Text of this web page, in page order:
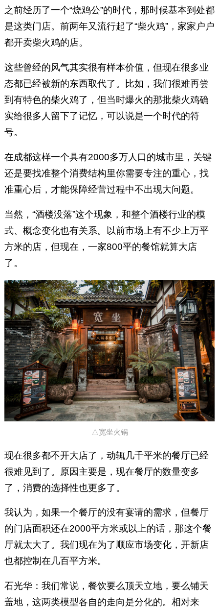
之前经历了一个“烧鸡公”的时代，那时候基本到处都
是这类门店。前两年又流行起了“柴火鸡”，家家户户
都开卖柴火鸡的店。
这些曾经的风气其实很有样本价值，但现在很多业
态都已经被新的东西取代了。比如，我们很难再尝
到有特色的柴火鸡了，但当时爆火的那批柴火鸡确
实给很多人留下了记忆，可以说是一个时代的符
号。
在成都这样一个具有2000多万人口的城市里，关键
还是要找准整个消费结构里你需要专注的重心，找
准重心后，才能保障经营过程中不出现大问题。
当然，“酒楼没落”这个现象，和整个酒楼行业的模
式、概念变化也有关系。以前市场上有不少上万平
方米的店，但现在，一家800平的餐馆就算大店
了。
△宽坐火锅
现在很多都不开大店了，动辄几千平米的餐厅已经
很难见到了。原因主要是，现在餐厅的数量变多
了，消费的选择性也更多了。
我认为，如果一个餐厅的没有宴请的需求，但餐厅
的门店面积还在2000平方米或以上的话，那这个餐
厅就太大了。我们现在为了顺应市场变化，开新店
也都控制在几百平方米。
石光华：我们常说，餐饮要么顶天立地，要么铺天
盖地，这两类模型各自的走向是分化的。相对来